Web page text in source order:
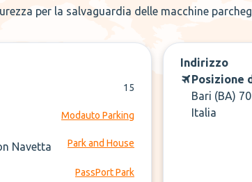
per la salvaguardia delle macchine
15
Modauto Parking
Navetta Park and House
PassPort Park
Indirizzo
Posizione
Bari (BA)
Italia